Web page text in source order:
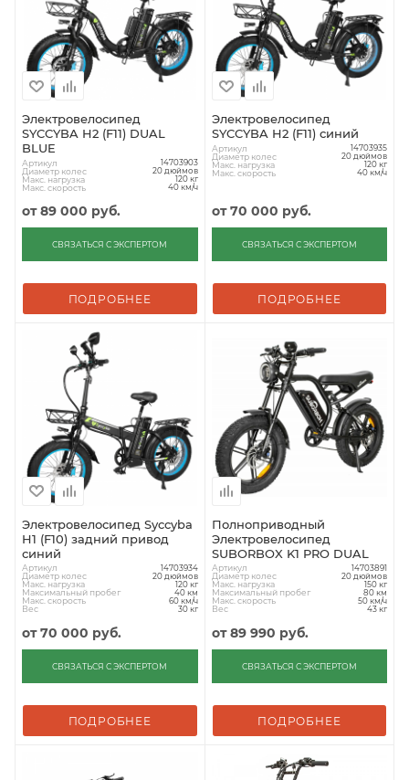
Электровелосипед
SYCCYBA H2 (F11) DUAL
BLUE
Артикул 14703903
Диаметр колес 20 дюймов
Макс. нагрузка 120 кг
Макс. скорость 40 км/ч
от89 000 руб.
СВЯЗАТЬСЯ С ЭКСПЕРТОМ
ПОДРОБНЕЕ
Электровелосипед
SYCCYBA H2 (F11) синий
Артикул 14703935
Диаметр колес 20 дюймов
Макс. нагрузка 120 кг
Макс. скорость 40 км/ч
от70 000 руб.
СВЯЗАТЬСЯ С ЭКСПЕРТОМ
ПОДРОБНЕЕ
Электровелосипед Syccyba
H1 (F10) задний привод
синий
Артикул 14703934
Диаметр колес 20 дюймов
Макс. нагрузка 120 кг
Максимальный пробег 40 км
Макс. скорость 60 км/ч
Вес 30 кг
от70 000 руб.
СВЯЗАТЬСЯ С ЭКСПЕРТОМ
ПОДРОБНЕЕ
Полноприводный
Электровелосипед
SUBORBOX K1 PRO DUAL
Артикул 14703891
Диаметр колес 20 дюймов
Макс. нагрузка 150 кг
Максимальный пробег 80 км
Макс. скорость 50 км/ч
Вес 43 кг
от89 990 руб.
СВЯЗАТЬСЯ С ЭКСПЕРТОМ
ПОДРОБНЕЕ